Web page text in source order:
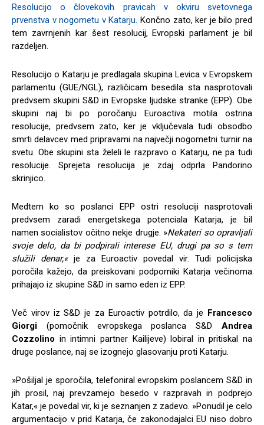
Resolucijo o človekovih pravicah v okviru svetovnega
prvenstva v nogometu v Katarju. Končno zato, ker je bilo pred
tem zavrnjenih kar šest resolucij, Evropski parlament je bil
razdeljen.
Resolucijo o Katarju je predlagala skupina Levica v Evropskem
parlamentu (GUE/NGL), različicam besedila sta nasprotovali
predvsem skupini S&D in Evropske ljudske stranke (EPP). Obe
skupini naj bi po poročanju Euroactiva motila ostrina
resolucije, predvsem zato, ker je vključevala tudi obsodbo
smrti delavcev med pripravami na največji nogometni turnir na
svetu. Obe skupini sta želeli le razpravo o Katarju, ne pa tudi
resolucije. Sprejeta resolucija je zdaj odprla Pandorino
skrinjico.
Medtem ko so poslanci EPP ostri resoluciji nasprotovali
predvsem zaradi energetskega potenciala Katarja, je bil
namen socialistov očitno nekje drugje. »Nekateri so opravljali
svoje delo, da bi podpirali interese EU, drugi pa so s tem
služili denar,«je za Euroactiv povedal vir. Tudi policijska
poročila kažejo, da preiskovani podporniki Katarja večinoma
prihajajo iz skupine S&D in samo eden iz EPP.
Več virov iz S&D je za Euroactiv potrdilo, da je Francesco
Giorgi (pomočnik evropskega poslanca S&D Andrea
Cozzolino in intimni partner Kailijeve) lobiral in pritiskal na
druge poslance, naj se izognejo glasovanju proti Katarju.
»Pošiljal je sporočila, telefoniral evropskim poslancem S&D in
jih prosil, naj prevzamejo besedo v razpravah in podprejo
Katar,« je povedal vir, ki je seznanjen z zadevo. »Ponudil je celo
argumentacijo v prid Katarja, če zakonodajalci EU niso dobro